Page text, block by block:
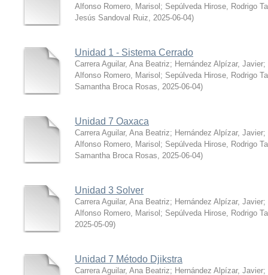
Alfonso Romero, Marisol ; Sepúlveda Hirose, Rodrigo
Jesús Sandoval Ruiz, 2025-06-04)
Unidad 1 - Sistema Cerrado
Carrera Aguilar, Ana Beatriz; Hernández Alpízar, Javier;
Alfonso Romero, Marisol ; Sepúlveda Hirose, Rodrigo
Samantha Broca Rosas, 2025-06-04)
Unidad 7 Oaxaca
Carrera Aguilar, Ana Beatriz; Hernández Alpízar, Javier;
Alfonso Romero, Marisol ; Sepúlveda Hirose, Rodrigo
Samantha Broca Rosas, 2025-06-04)
Unidad 3 Solver
Carrera Aguilar, Ana Beatriz; Hernández Alpízar, Javier;
Alfonso Romero, Marisol ; Sepúlveda Hirose, Rodrigo
2025-05-09)
Unidad 7 Método Djikstra
Carrera Aguilar, Ana Beatriz; Hernández Alpízar, Javier;